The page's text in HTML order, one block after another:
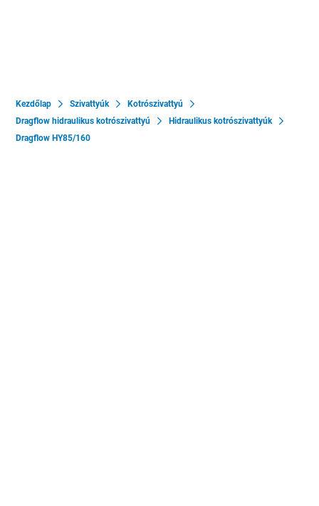
Kezdőlap Szivattyúk
Kotrószivattyú
Dragflow hidraulikus kotrószivattyú
Hidraulikus kotrószivattyúk
Dragflow HY85/160